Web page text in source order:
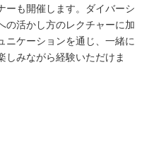
ーも開催します。ダイバーシ
の活かし方のレクチャーに加
ニケーションを通じ、一緒に
しみながら経験いただけま